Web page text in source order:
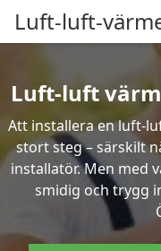
Luft-luft-
Luft-luft
Att installera en luft-
stort steg – särskilt
installatör. Men med
smidig och trygg